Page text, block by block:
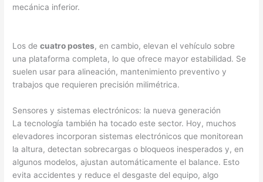
mecánica inferior.
Los decuatro postes, en cambio, elevan el vehículo sobre
una plataforma completa, lo que ofrece mayor estabilidad. Se
suelen usar para alineación, mantenimiento preventivo y
trabajos que requieren precisión milimétrica.
Sensores y sistemas electrónicos: la nueva generación
La tecnología también ha tocado este sector. Hoy, muchos
elevadores incorporan sistemas electrónicos que monitorean
la altura, detectan sobrecargas o bloqueos inesperados y, en
algunos modelos, ajustan automáticamente el balance. Esto
evita accidentes y reduce el desgaste del equipo, algo